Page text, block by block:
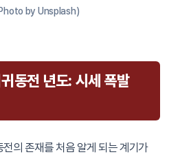
by Unsplash)
동전 년도: 시세 폭발
의 존재를 처음 알게 되는 계기가